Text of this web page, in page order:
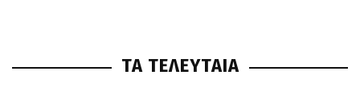
ΤΑ ΤΕΛΕΥΤΑΙΑ